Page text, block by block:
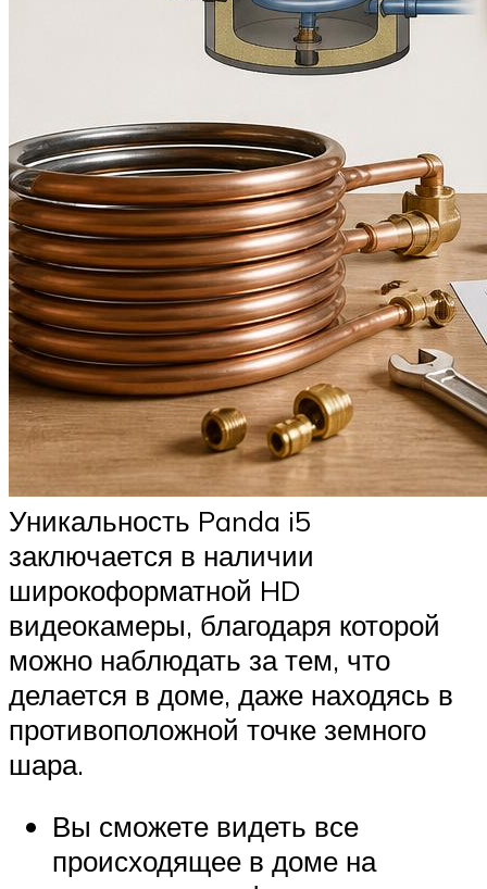
Уникальность Panda i5
заключается в наличии
широкоформатной HD
видеокамеры, благодаря которой
можно наблюдать за тем, что
делается в доме, даже находясь в
противоположной точке земного
шара.
Вы сможете видеть все
происходящее в доме на